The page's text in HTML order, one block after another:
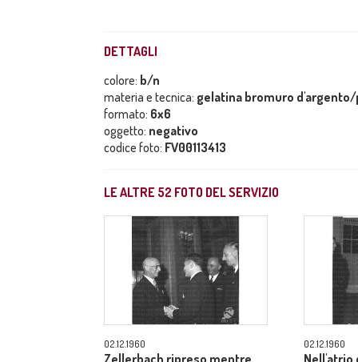
DETTAGLI
colore: b/n
materia e tecnica: gelatina bromuro
formato: 6x6
oggetto: negativo
codice foto: FV00113413
LE ALTRE 52 FOTO DEL SERVIZIO
02.12.1960
Zellerbach ripreso mentre
02.12.1960
Nell'atrio